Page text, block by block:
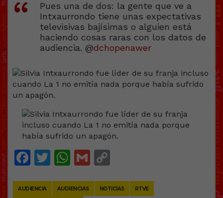
Pues una de dos: la gente que ve a
Intxaurrondo tiene unas expectativas
televisivas bajísimas o alguien está
haciendo cosas raras con los datos de
audiencia. @dchopenawer
Facebook
Twitter
WhatsApp
Gmail
AUDIENCIA AUDIENCIAS NOTICIAS RTVE